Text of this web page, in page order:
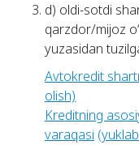
d) oldi-sotdi
qarzdor/mijoz
yuzasidan
Avtokredit
olish)
Kreditning
varaqasi